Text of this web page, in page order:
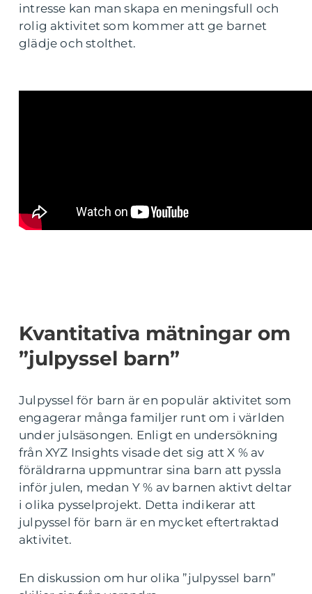
intresse kan man skapa en meningsfull och
rolig aktivitet som kommer att ge barnet
glädje och stolthet.
Kvantitativa mätningar om
”julpyssel barn”
Julpyssel för barn är en populär aktivitet som
engagerar många familjer runt om i världen
under julsäsongen. Enligt en undersökning
från XYZ Insights visade det sig att X % av
föräldrarna uppmuntrar sina barn att pyssla
inför julen, medan Y % av barnen aktivt deltar
i olika pysselprojekt. Detta indikerar att
julpyssel för barn är en mycket eftertraktad
aktivitet.
En diskussion om hur olika ”julpyssel barn”